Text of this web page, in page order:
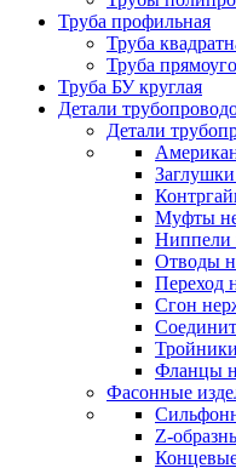
Труба профильная
Труба
Труба
Труба БУ круглая
Детали
Детали
Муфты
Ниппели
Отводы
Переход
Сгон
Фланцы
Фасонные
Z-